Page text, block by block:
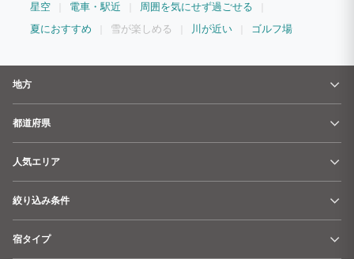
星空
電車・駅近
周囲を気にせず過ごせる
夏におすすめ
雪が楽しめる 川が近い ゴルフ場
地方
都道府県
人気エリア
絞り込み条件
宿タイプ